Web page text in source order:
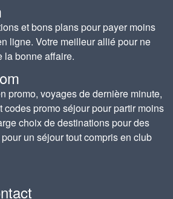
et bons plans pour payer moins
ligne. Votre meilleur allié pour ne
la bonne affaire.
promo, voyages de dernière minute,
codes promo séjour pour partir moins
choix de destinations pour des
un séjour tout compris en club